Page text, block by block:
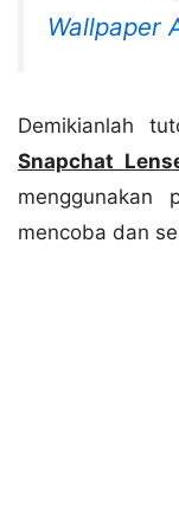
Wallpaper
Demikianlah
Snapchat
menggunakan
mencoba dan